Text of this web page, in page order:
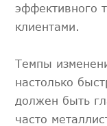
эффективного
клиентами.
Темпы
настолько
должен быть
часто